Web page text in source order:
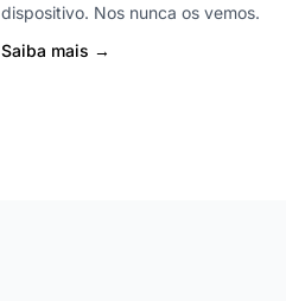
dispositivo. Nos nunca os vemos.
Saiba mais →